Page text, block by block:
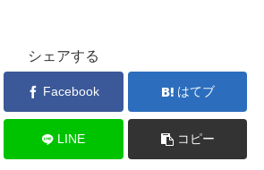
シェアする
Facebook はてブ
LINE コピー